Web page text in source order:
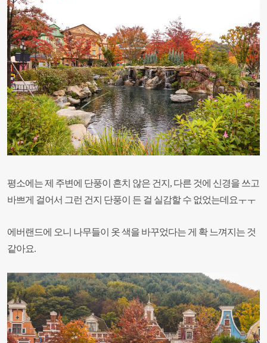
평소에는 제 주변에 단풍이 흔치 않은 건지 , 다른 것에 신경을 쓰고
바쁘게 걸어서 그런 건지 단풍이 든 걸 실감할 수 없었는데요ㅜㅜ
에버랜드에 오니 나무들이 옷 색을 바꾸었다는 게 확 느껴지는 것
같아요.